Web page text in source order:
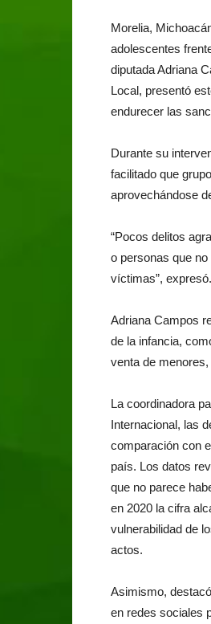
Morelia,
adolescentes
diputada Adriana
Local, presentó
endurecer las
Durante su
facilitado que
aprovechándose
“Pocos delitos
o personas que
víctimas”, expresó.
Adriana Campos
de la infancia,
venta de
La coordinadora
Internacional, las
comparación con
país. Los datos
que no parece
en 2020 la cifra
vulnerabilidad de
actos.
Asimismo,
en redes sociales